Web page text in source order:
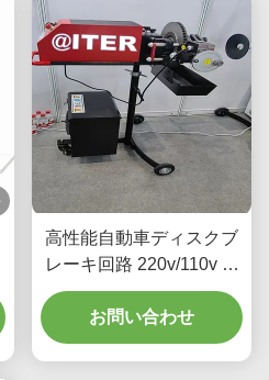
高性能自動車ディスクブ
レーキ回路 220v/110v ワ
ークショップT2009のた
めに
お問い合わせ